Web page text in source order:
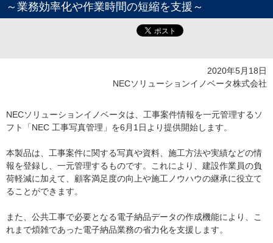
～業務効率化や作業時間の短縮を支援～
2020年5月18日
NECソリューションイノベータ株式会社
NECソリューションイノベータは、工事案件情報を一元管理するソ
フト「NEC 工事写真管理」を6月1日より提供開始します。
本製品は、工事案件に関する写真や資料、施工方法や実績などの情
報を登録し、一元管理するものです。これにより、建設作業員の負
荷軽減に加えて、顧客満足度の向上や施工ノウハウの継承に役立て
ることができます。
また、公共工事で必要となる電子納品データの作成機能により、こ
れまで煩雑であった電子納品業務の省力化を支援します。